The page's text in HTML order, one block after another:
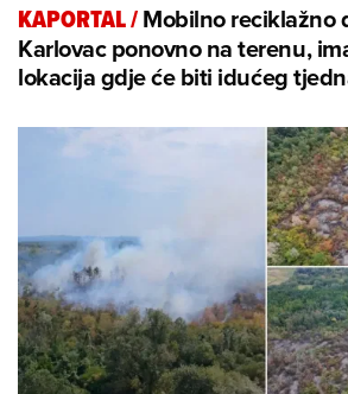
KAPORTAL/Mobilno reciklažno
Karlovac ponovno na terenu,
lokacija gdje će biti idućeg